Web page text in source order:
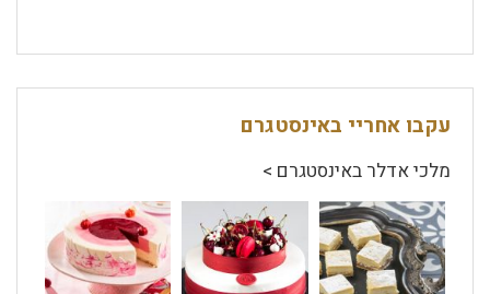
עקבו אחריי באינסטגרם
מלכי אדלר באינסטגרם >